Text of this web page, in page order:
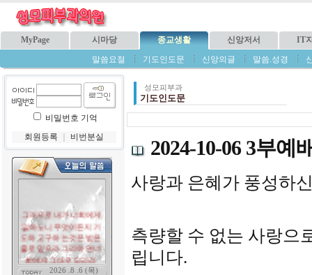
MyPage 시마당 종교생활 신앙저서
IT
말씀요절
기도인도문 신앙의글 말씀.성경
비밀번호 기억
회원등록
비번분실
성모피부과
기도인도문
2024-10-06 3부예
사랑과 은혜가 풍성하
측량할 수 없는 사랑으
립니다.